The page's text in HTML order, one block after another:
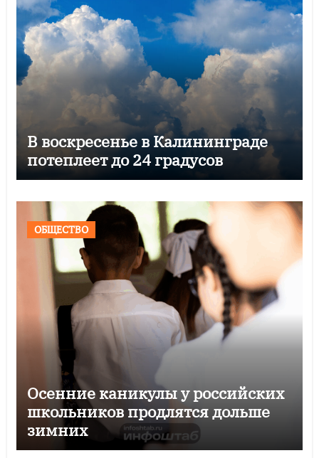
В воскресенье в Калининграде
потеплеет до 24 градусов
ОБЩЕСТВО
Осенние каникулы у российских
школьников продлятся дольше
зимних